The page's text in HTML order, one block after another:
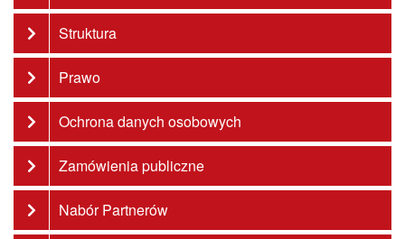
Struktura
Prawo
Ochrona danych osobowych
Zamówienia publiczne
Nabór Partnerów